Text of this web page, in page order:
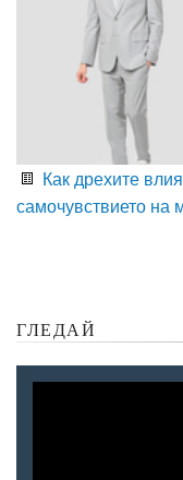
Как дрехите
самочувствието на
ГЛЕДАЙ